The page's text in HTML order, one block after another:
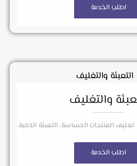
اطلب الخدمة
والتغليف
المنتجات الحساسة، التعبئة الذكية.
اطلب الخدمة